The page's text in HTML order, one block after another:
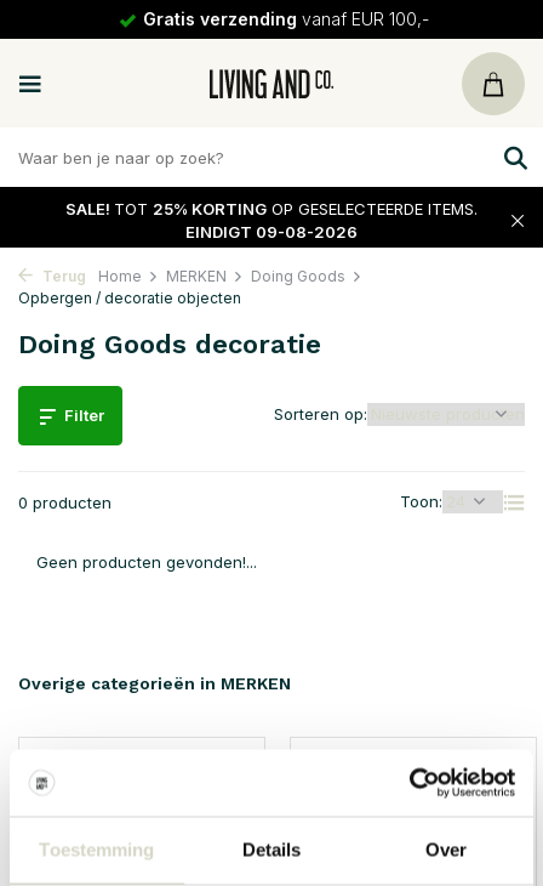
Toestemming Details Over
Gratis verzending vanaf EUR 100,-
SALE! TOT 25% KORTING OP GESELECTEERDE ITEMS.
EINDIGT 09-08-2026
Terug Home MERKEN
Doing Goods
Opbergen / decoratie objecten
Doing Goods decoratie
Filter
0 producten Toon:
Sorteren op:
Geen producten gevonden!...
Overige categorieën in MERKEN